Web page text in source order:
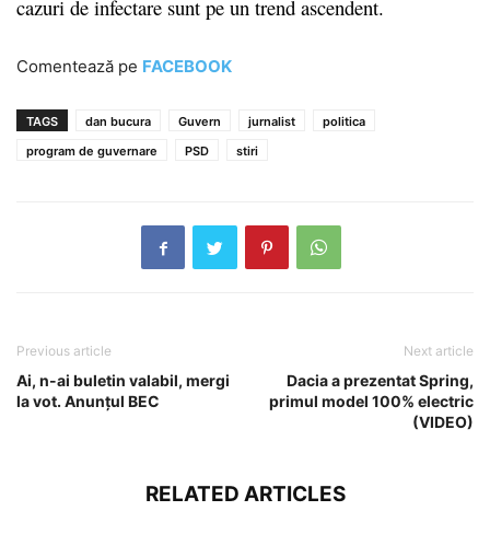
cazuri de infectare sunt pe un trend ascendent.
Comentează pe FACEBOOK
TAGS dan bucura Guvern jurnalist
politica
program de guvernare
PSD stiri
Previous article
Ai, n-ai buletin valabil, mergi
la vot. Anunțul BEC
Next article
Dacia a prezentat Spring,
primul model 100% electric
(VIDEO)
RELATED ARTICLES